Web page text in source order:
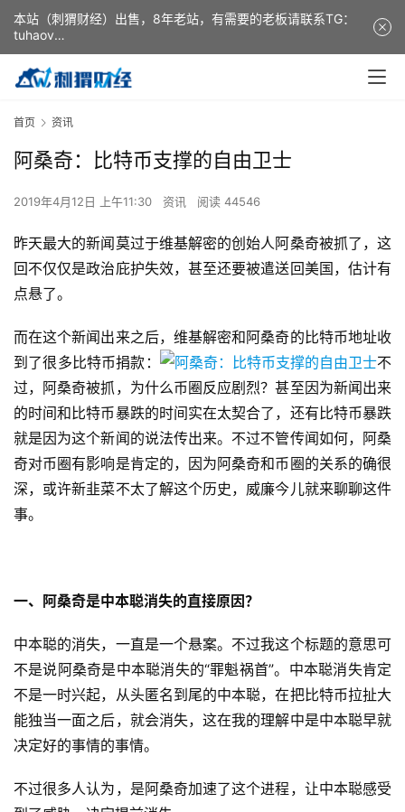
首页 资讯
阿桑奇：比特币支撑的自由卫士
2019年4月12日 上午11:30 资讯 阅读 44546
昨天最大的新闻莫过于维基解密的创始人阿桑奇被抓了，这
回不仅仅是政治庇护失效，甚至还要被遣送回美国，估计有
点悬了。
而在这个新闻出来之后，维基解密和阿桑奇的比特币地址收
到了很多比特币捐款：​
​不
过，阿桑奇被抓，为什么币圈反应剧烈？甚至因为新闻出来
的时间和比特币暴跌的时间实在太契合了，还有比特币暴跌
就是因为这个新闻的说法传出来。不过不管传闻如何，阿桑
奇对币圈有影响是肯定的，因为阿桑奇和币圈的关系的确很
深，或许新韭菜不太了解这个历史，威廉今儿就来聊聊这件
事。
一、阿桑奇是中本聪消失的直接原因？
中本聪的消失，一直是一个悬案。不过我这个标题的意思可
不是说阿桑奇是中本聪消失的“罪魁祸首”。中本聪消失肯定
不是一时兴起，从头匿名到尾的中本聪，在把比特币拉扯大
能独当一面之后，就会消失，这在我的理解中是中本聪早就
决定好的事情的事情。
不过很多人认为，是阿桑奇加速了这个进程，让中本聪感受
本站（刺猬财经）出售，8年老站，有需要的老板请联系TG：
tuhaov
This website (ciweicaijing) is for sale. It is a 8-year-old
website. If you need it, please contact TG: tuhaov